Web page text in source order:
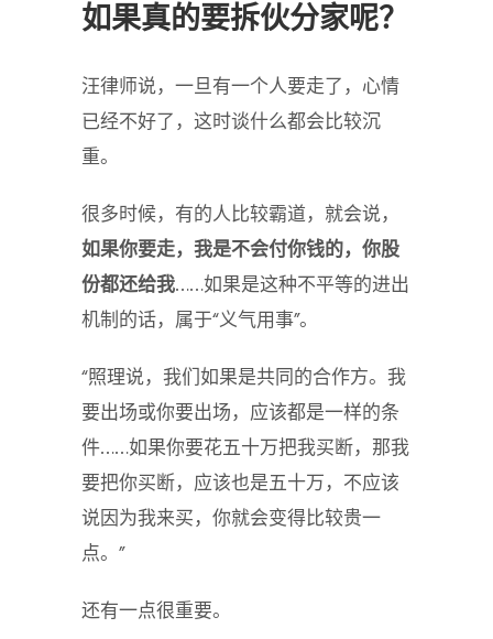
如果真的要拆伙分家呢？
汪律师说，一旦有一个人要走了，心情
已经不好了，这时谈什么都会比较沉
重。
很多时候，有的人比较霸道，就会说，
如果你要走，我是不会付你钱的，你股
份都还给我……如果是这种不平等的进出
机制的话，属于“义气用事”。
“照理说，我们如果是共同的合作方。我
要出场或你要出场，应该都是一样的条
件……如果你要花五十万把我买断，那我
要把你买断，应该也是五十万，不应该
说因为我来买，你就会变得比较贵一
点。”
还有一点很重要。